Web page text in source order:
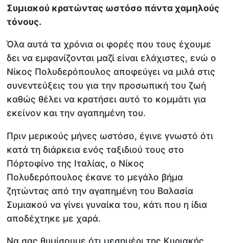
Συμιακού κρατώντας ωστόσο πάντα χαμηλούς
τόνους.
Όλα αυτά τα χρόνια οι φορές που τους έχουμε
δει να εμφανίζονται μαζί είναι ελάχιστες, ενώ ο
Νίκος Πολυδερόπουλος αποφεύγει να μιλά στις
συνεντεύξεις του για την προσωπική του ζωή
καθώς θέλει να κρατήσει αυτό το κομμάτι για
εκείνον και την αγαπημένη του.
Πριν μερικούς μήνες ωστόσο, έγινε γνωστό ότι
κατά τη διάρκεια ενός ταξιδιού τους στο
Πόρτοφίνο της Ιταλίας, ο Νίκος
Πολυδερόπουλος έκανε το μεγάλο βήμα
ζητώντας από την αγαπημένη του Βαλασία
Συμιακού να γίνει γυναίκα του, κάτι που η ίδια
αποδέχτηκε με χαρά.